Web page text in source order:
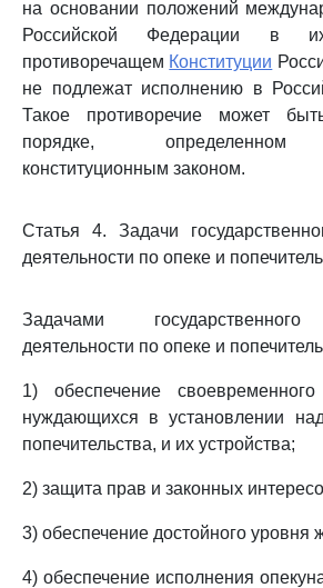
на основании положений
Российской Федерации в их
противоречащем Конституции
не подлежат исполнению в
Такое противоречие может
порядке, определенном
конституционным законом.
Статья 4. Задачи
деятельности по опеке и
Задачами государственного
деятельности по опеке и
1) обеспечение
нуждающихся в установлении
попечительства, и их устройства;
2) защита прав и законных
3) обеспечение достойного уровня
4) обеспечение исполнения